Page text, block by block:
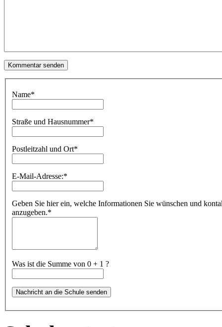
Name*
Straße und Hausnummer*
Postleitzahl und Ort*
E-Mail-Adresse:*
Geben Sie hier ein, welche Informationen Sie wünschen und
anzugeben.*
Was ist die Summe von 0 + 1 ?